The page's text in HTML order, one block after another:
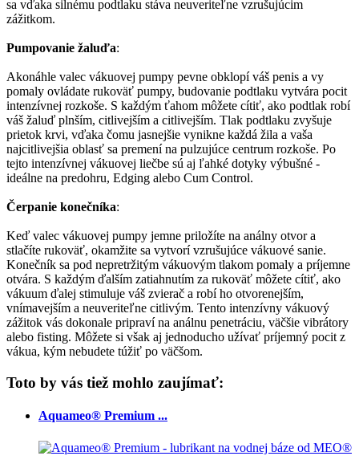
sa vďaka silnému podtlaku stáva neuveriteľne vzrušujúcim
zážitkom.
Pumpovanie žaluďa:
Akonáhle valec vákuovej pumpy pevne obklopí váš penis a vy
pomaly ovládate rukoväť pumpy, budovanie podtlaku vytvára pocit
intenzívnej rozkoše. S každým ťahom môžete cítiť, ako podtlak robí
váš žaluď plnším, citlivejším a citlivejším. Tlak podtlaku zvyšuje
prietok krvi, vďaka čomu jasnejšie vynikne každá žila a vaša
najcitlivejšia oblasť sa premení na pulzujúce centrum rozkoše. Po
tejto intenzívnej vákuovej liečbe sú aj ľahké dotyky výbušné -
ideálne na predohru, Edging alebo Cum Control.
Čerpanie konečníka:
Keď valec vákuovej pumpy jemne priložíte na análny otvor a
stlačíte rukoväť, okamžite sa vytvorí vzrušujúce vákuové sanie.
Konečník sa pod nepretržitým vákuovým tlakom pomaly a príjemne
otvára. S každým ďalším zatiahnutím za rukoväť môžete cítiť, ako
vákuum ďalej stimuluje váš zvierač a robí ho otvorenejším,
vnímavejším a neuveriteľne citlivým. Tento intenzívny vákuový
zážitok vás dokonale pripraví na análnu penetráciu, väčšie vibrátory
alebo fisting. Môžete si však aj jednoducho užívať príjemný pocit z
vákua, kým nebudete túžiť po väčšom.
Toto by vás tiež mohlo zaujímať:
Aquameo® Premium ...